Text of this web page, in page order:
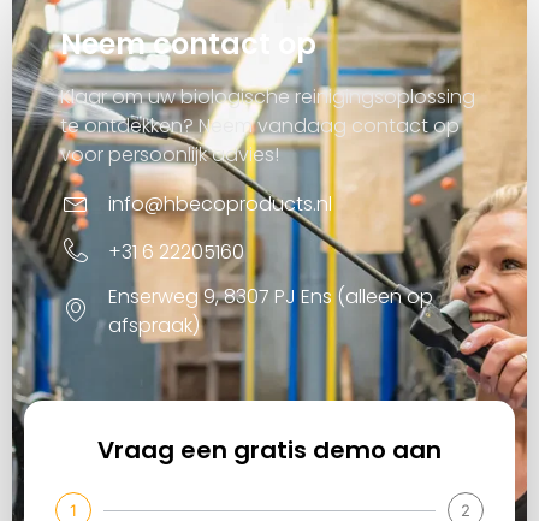
Neem contact op
Klaar om uw biologische reinigingsoplossing
te ontdekken? Neem vandaag contact op
voor persoonlijk advies!
info@hbecoproducts.nl
+31 6 22205160
Enserweg 9, 8307 PJ Ens (alleen op
afspraak)
Vraag een gratis demo aan
1 2